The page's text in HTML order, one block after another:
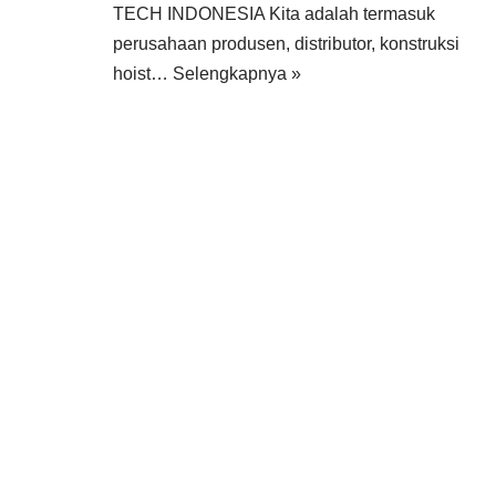
TECH INDONESIA Kita adalah termasuk
perusahaan produsen, distributor, konstruksi
hoist… Selengkapnya »